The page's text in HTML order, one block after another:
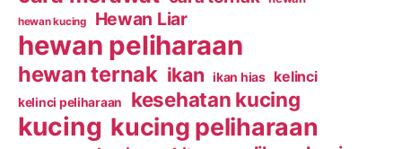
hewan kucing Hewan Liar
hewan peliharaan
hewan ternak ikan ikan hias kelinci
kelinci peliharaan kesehatan kucing
kucing kucing peliharaan